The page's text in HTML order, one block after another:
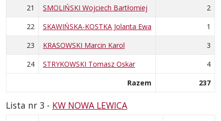
21
SMOLIŃSKI Wojciech Bartłomiej
2
22
SKAWIŃSKA-KOSTKA Jolanta Ewa
1
23
KRASOWSKI Marcin Karol
3
24
STRYKOWSKI Tomasz Oskar
4
Razem
237
Lista nr 3 - KW NOWA LEWICA